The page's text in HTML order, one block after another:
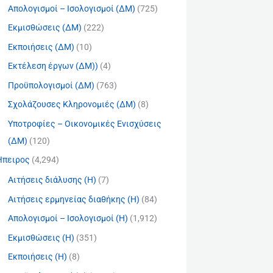
Απολογισμοί – Ισολογισμοί (ΔΜ) (725)
Εκμισθώσεις (ΔΜ) (222)
Εκποιήσεις (ΔΜ) (10)
Εκτέλεση έργων (ΔΜ)) (4)
Προϋπολογισμοί (ΔΜ) (763)
Σχολάζουσες Κληρονομιές (ΔΜ) (8)
Υποτροφίες – Οικονομικές Ενισχύσεις
(ΔΜ) (120)
(4,294)
Αιτήσεις διάλυσης (Η) (7)
Αιτήσεις ερμηνείας διαθήκης (Η) (84)
Απολογισμοί – Ισολογισμοί (Η) (1,912)
Εκμισθώσεις (Η) (351)
Εκποιήσεις (Η) (8)